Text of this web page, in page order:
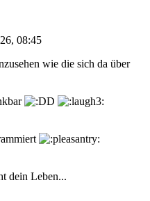
08:45
wie die sich da über
dein Leben...